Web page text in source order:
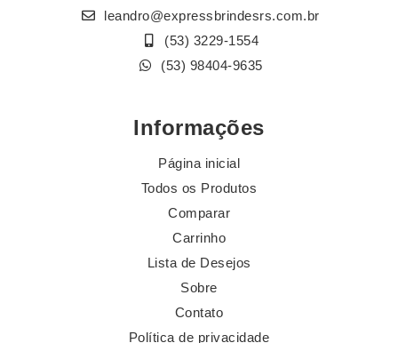
leandro@expressbrindesrs.com.br
(53) 3229-1554
(53) 98404-9635
Informações
Página inicial
Todos os Produtos
Comparar
Carrinho
Lista de Desejos
Sobre
Contato
Política de privacidade